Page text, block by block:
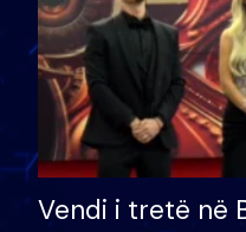
Vendi i tretë në